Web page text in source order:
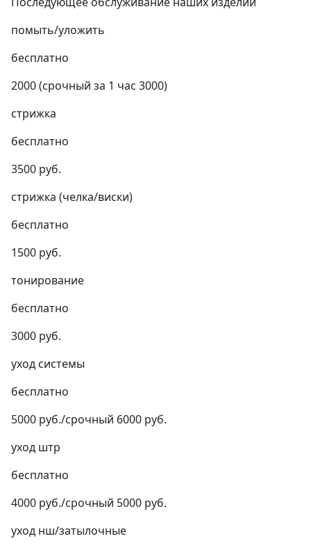
помыть/уложить
бесплатно
2000 (срочный за 1 час 3000)
стрижка
бесплатно
3500 руб.
стрижка (челка/виски)
бесплатно
1500 руб.
тонирование
бесплатно
3000 руб.
уход системы
бесплатно
5000 руб./срочный 6000 руб.
уход штр
бесплатно
4000 руб./срочный 5000 руб.
уход нш/затылочные